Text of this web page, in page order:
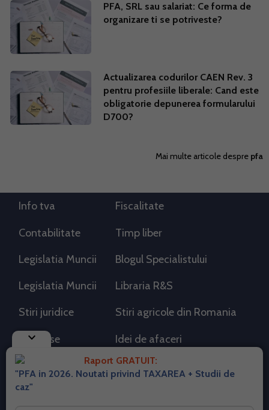
PFA, SRL sau salariat: Ce forma de
organizare ti se potriveste?
Actualizarea codurilor CAEN Rev. 3
pentru profesiile liberale: Cand este
obligatorie depunerea formularului
D700?
Mai multe articole despre pfa
keyboard_arrow_down
Raport GRATUIT:
"PFA in 2026. Noutati privind TAXAREA + Studii de
caz"
Info tva Fiscalitate
Contabilitate Timp liber
Legislatia Muncii Blogul Specialistului
Legislatia Muncii Libraria R&S
Stiri juridice Stiri agricole din Romania
AdSense Idei de afaceri
RSS Flux RSS 2.0